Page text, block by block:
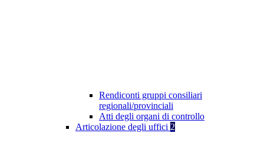
Rendiconti gruppi consiliari
regionali/provinciali
Atti degli organi di controllo
Articolazione degli uffici 2